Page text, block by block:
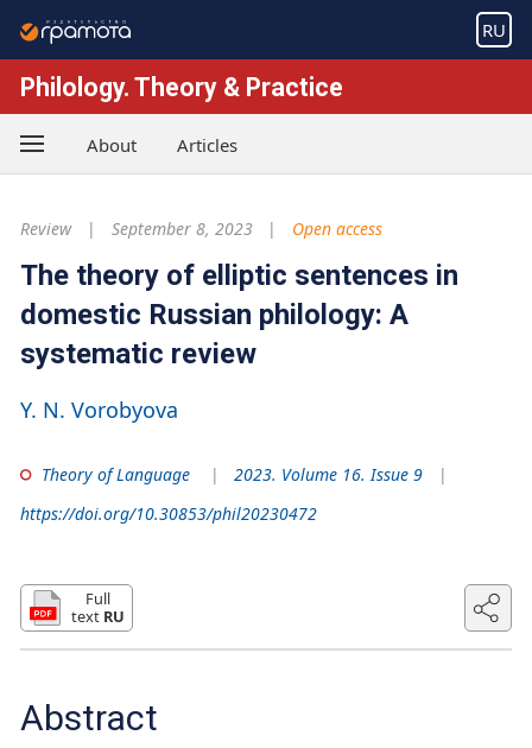
RU
Philology. Theory & Practice
About Articles
Review September 8, 2023 Open access
The theory of elliptic sentences in
domestic Russian philology: A
systematic review
Y. N. Vorobyova
Theory of Language
2023. Volume 16. Issue 9
https://doi.org/10.30853/phil20230472
Full
text RU
Abstract